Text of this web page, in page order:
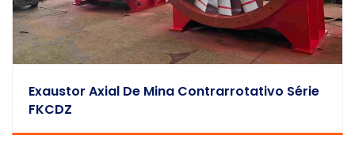
Exaustor Axial De Mina Contrarrotativo Série
FKCDZ